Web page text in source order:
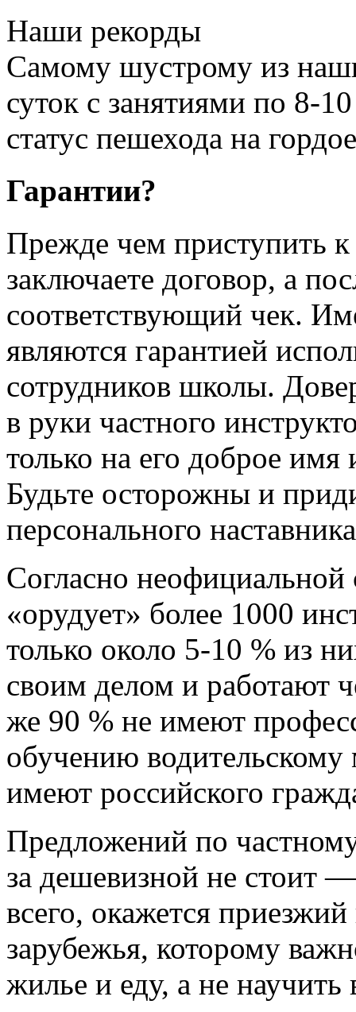
Наши рекорды
Самому шустрому из
суток с занятиями по 8-
статус пешехода на
Гарантии?
Прежде чем приступить
заключаете договор, а
соответствующий чек.
являются гарантией
сотрудников школы.
в руки частного
только на его доброе
Будьте осторожны и
персонального
Согласно неофициальной
«орудует» более 1000
только около 5-10 % из
своим делом и работают
же 90 % не имеют
обучению водительскому
имеют российского
Предложений по
за дешевизной не стоит
всего, окажется
зарубежья, которому
жилье и еду, а не